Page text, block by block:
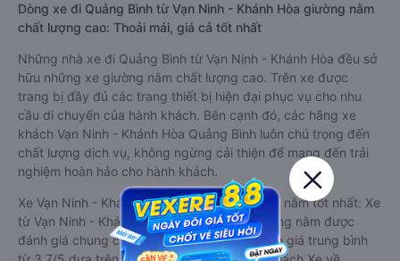
Dòng xe đi Quảng Bình từ Vạn Ninh - Khánh Hòa giường nằm
chất lượng cao: Thoải mái, giá cả tốt nhất
Những nhà xe đi Quảng Bình từ Vạn Ninh - Khánh Hòa đều sở
hữu những xe giường nằm chất lượng cao. Trên xe được
trang bị đầy đủ các trang thiết bị hiện đại phục vụ cho nhu
cầu di chuyển của hành khách. Bên cạnh đó, các hãng xe
khách Vạn Ninh - Khánh Hòa Quảng Bình luôn chú trọng đến
chất lượng dịch vụ, không ngừng cải thiện để mang đến trải
nghiệm hoàn hảo cho hành khách.
Xe Vạn Ninh - Khánh Hòa Quảng Bình giường nằm tốt nhất: Xe
từ Vạn Ninh - Khánh Hòa đi Quảng Bình giường nằm được
đánh giá chung chất lượng Tốt với điểm đánh giá trung bình